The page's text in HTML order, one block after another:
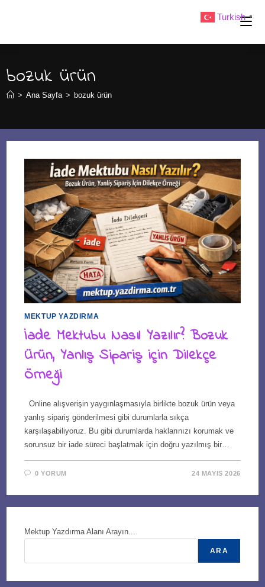
bozuk ürün
> Ana Sayfa > bozuk ürün
MEKTUP YAZDIRMA
İade Mektubu Nasıl Yazılır? Bozuk
Ürün, Yanlış Sipariş için Dilekçe
Örneği
Online alışverişin yaygınlaşmasıyla birlikte bozuk ürün veya
yanlış sipariş gönderilmesi gibi durumlarla sıkça
karşılaşabiliyoruz. Bu gibi durumlarda haklarınızı korumak ve
sorunsuz bir iade süreci başlatmak için doğru yazılmış bir…
0 YORUM 24 MAYIS 2026
Mektup Yazdırma Alanı Arayın...
ARA
Turkish ▼